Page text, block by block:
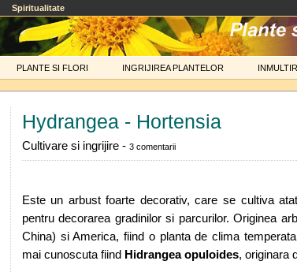
Spiritualitate
PLANTE SI FLORI INGRIJIREA PLANTELOR
Hydrangea - Hortensia
Cultivare si ingrijire - 3 comentarii
Este un arbust foarte decorativ, care se cultiva
pentru decorarea gradinilor si parcurilor. Originea
China) si America, fiind o planta de clima
mai cunoscuta fiind Hidrangea opuloides, originara